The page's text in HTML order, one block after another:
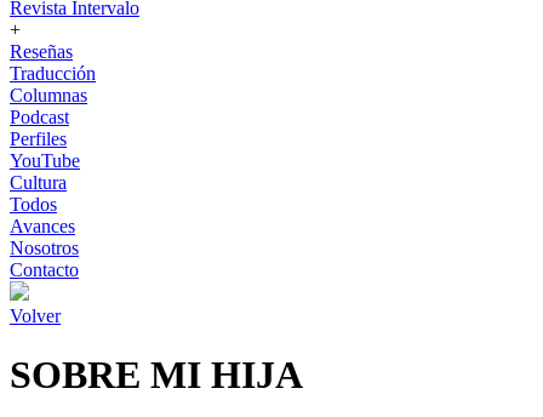
Revista Intervalo
+
Reseñas
Traducción
Columnas
Podcast
Perfiles
YouTube
Cultura
Todos
Avances
Nosotros
Contacto
Volver
SOBRE MI HIJA